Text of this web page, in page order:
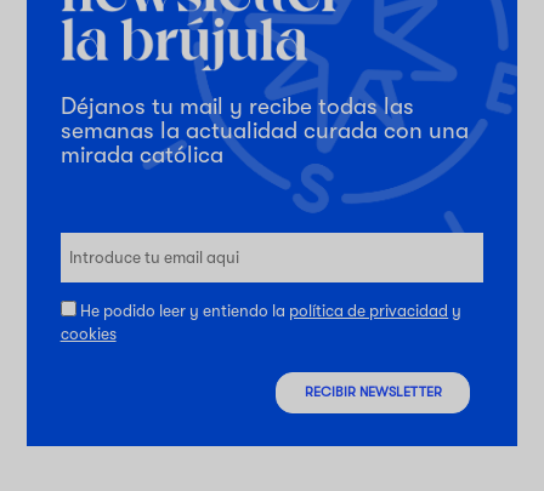
Déjanos tu mail y recibe todas las
semanas la actualidad curada con una
mirada católica
He podido leer y entiendo la política de privacidad y
cookies
RECIBIR NEWSLETTER